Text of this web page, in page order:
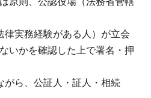
実務経験がある人）が立会
いかを確認した上で署名・押
がら、公証人・証人・相続